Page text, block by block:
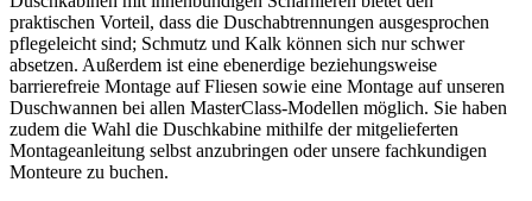
praktischen Vorteil, dass die Duschabtrennungen ausgesprochen
pflegeleicht sind; Schmutz und Kalk können sich nur schwer
absetzen. Außerdem ist eine ebenerdige beziehungsweise
barrierefreie Montage auf Fliesen sowie eine Montage auf unseren
Duschwannen bei allen MasterClass-Modellen möglich. Sie haben
zudem die Wahl die Duschkabine mithilfe der mitgelieferten
Montageanleitung selbst anzubringen oder unsere fachkundigen
Monteure zu buchen.